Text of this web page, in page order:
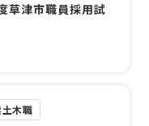
草津市職員採用試
木職